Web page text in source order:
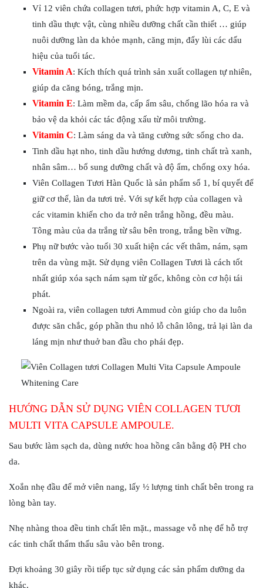
Vỉ 12 viên chứa collagen tươi, phức hợp vitamin A, C, E và
tinh dầu thực vật, cùng nhiều dưỡng chất cần thiết … giúp
nuôi dưỡng làn da khỏe mạnh, căng mịn, đẩy lùi các dấu
hiệu của tuổi tác.
Vitamin A: Kích thích quá trình sản xuất collagen tự nhiên,
giúp da căng bóng, trắng mịn.
Vitamin E: Làm mềm da, cấp ẩm sâu, chống lão hóa ra và
bảo vệ da khỏi các tác động xấu từ môi trường.
Vitamin C: Làm sáng da và tăng cường sức sống cho da.
Tinh dầu hạt nho, tinh dầu hướng dương, tinh chất trà xanh,
nhân sâm… bổ sung dưỡng chất và độ ẩm, chống oxy hóa.
Viên Collagen Tươi Hàn Quốc là sản phẩm số 1, bí quyết để
giữ cơ thể, làn da tươi trẻ. Với sự kết hợp của collagen và
các vitamin khiến cho da trở nên trắng hồng, đều màu.
Tông màu của da trắng từ sâu bên trong, trắng bền vững.
Phụ nữ bước vào tuổi 30 xuất hiện các vết thâm, nám, sạm
trên da vùng mặt. Sử dụng viên Collagen Tươi là cách tốt
nhất giúp xóa sạch nám sạm từ gốc, không còn cơ hội tái
phát.
Ngoài ra, viên collagen tươi Ammud còn giúp cho da luôn
được săn chắc, góp phần thu nhỏ lỗ chân lông, trả lại làn da
láng mịn như thuở ban đầu cho phái đẹp.
HƯỚNG DẪN SỬ DỤNG VIÊN COLLAGEN TƯƠI
MULTI VITA CAPSULE AMPOULE.
Sau bước làm sạch da, dùng nước hoa hồng cân bằng độ PH cho
da.
Xoắn nhẹ đầu để mở viên nang, lấy ½ lượng tinh chất bên trong ra
lòng bàn tay.
Nhẹ nhàng thoa đều tinh chất lên mặt., massage vỗ nhẹ để hỗ trợ
các tinh chất thẩm thấu sâu vào bên trong.
Đợi khoảng 30 giây rồi tiếp tục sử dụng các sản phẩm dưỡng da
khác.